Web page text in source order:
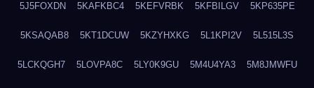
5J5FOXDN 5KAFKBC4 5KEFVRBK 5KFBILGV 5KP635PE
5KSAQAB8 5KT1DCUW 5KZYHXKG 5L1KPI2V 5L515L3S
5LCKQGH7 5LOVPA8C 5LY0K9GU 5M4U4YA3 5M8JMWFU